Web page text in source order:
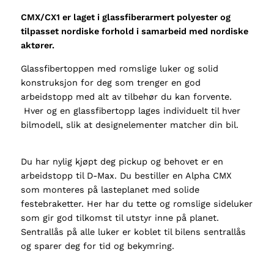
z
u
D
M
a
x
E
x
n
d
e
d
C
a
b
CMX/CX1 er laget i glassfiberarmert polyester og
tilpasset nordiske forhold i samarbeid med nordiske
aktører.
Glassfibertoppen med romslige luker og solid
konstruksjon for deg som trenger en god
arbeidstopp med alt av tilbehør du kan forvente.
Hver og en glassfibertopp lages individuelt til hver
bilmodell, slik at designelementer matcher din bil.
Du har nylig kjøpt deg pickup og behovet er en
arbeidstopp til D-Max. Du bestiller en Alpha CMX
som monteres på lasteplanet med solide
festebraketter. Her har du tette og romslige sideluker
som gir god tilkomst til utstyr inne på planet.
Sentrallås på alle luker er koblet til bilens sentrallås
og sparer deg for tid og bekymring.